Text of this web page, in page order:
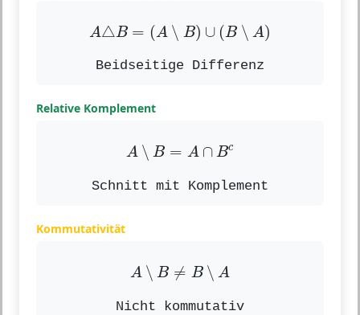
A△ B = (A ∖ B) ∪ ( B ∖ A)
A △B ( A∖ )∪ ( B∖A)
Beidseitige Differenz
Relative Komplement
A ∖ B = A ∩ Bc
A ∖B ∩ Bc
Schnitt mit Komplement
Kommutativität
A ∖ B ≠ B ∖ A
A ∖B ≠ ∖ A
Nicht kommutativ